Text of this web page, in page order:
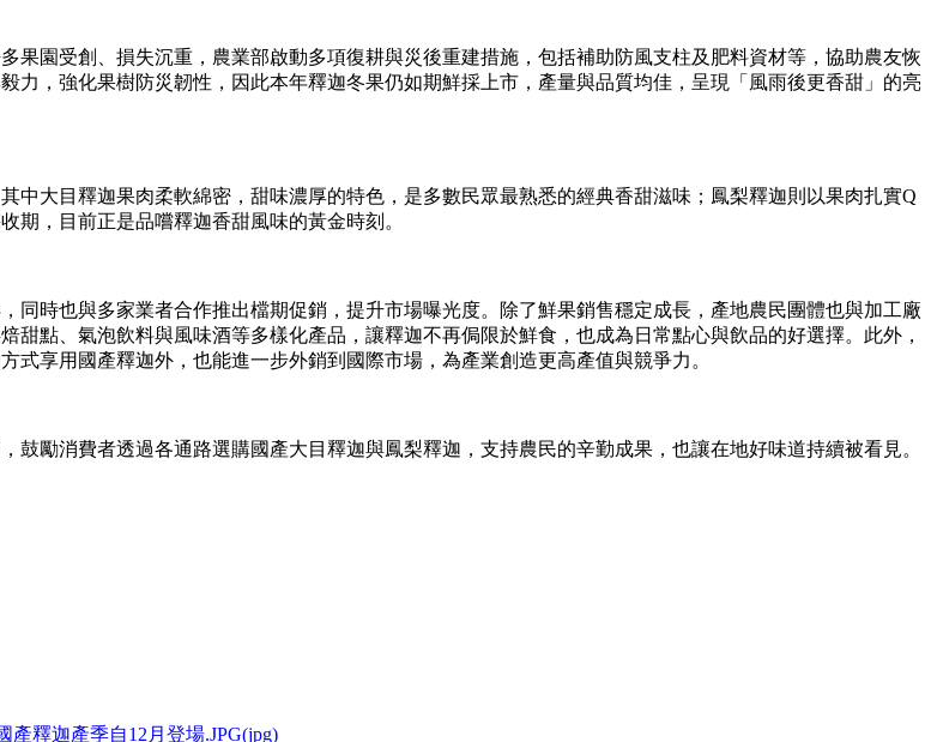
果園受創、損失沉重，農業部啟動多項復耕與災後重建措施，包括補助防風支柱及肥料資材等，協助農友恢
力，強化果樹防災韌性，因此本年釋迦冬果仍如期鮮採上市，產量與品質均佳，呈現「風雨後更香甜」的亮
中大目釋迦果肉柔軟綿密，甜味濃厚的特色，是多數民眾最熟悉的經典香甜滋味；鳳梨釋迦則以果肉扎實Q
期，目前正是品嚐釋迦香甜風味的黃金時刻。
同時也與多家業者合作推出檔期促銷，提升市場曝光度。除了鮮果銷售穩定成長，產地農民團體也與加工廠
點、氣泡飲料與風味酒等多樣化產品，讓釋迦不再侷限於鮮食，也成為日常點心與飲品的好選擇。此外，
享用國產釋迦外，也能進一步外銷到國際市場，為產業創造更高產值與競爭力。
勵消費者透過各通路選購國產大目釋迦與鳳梨釋迦，支持農民的辛勤成果，也讓在地好味道持續被看見。